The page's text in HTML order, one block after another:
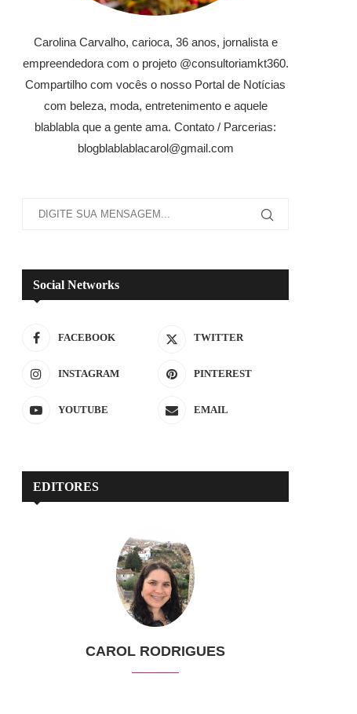
Carolina Carvalho, carioca, 36 anos, jornalista e
empreendedora com o projeto @consultoriamkt360.
Compartilho com vocês o nosso Portal de Notícias
com beleza, moda, entretenimento e aquele
blablabla que a gente ama. Contato / Parcerias:
blogblablablacarol@gmail.com
Social Networks
FACEBOOK TWITTER
INSTAGRAM PINTEREST
YOUTUBE EMAIL
EDITORES
CAROL RODRIGUES